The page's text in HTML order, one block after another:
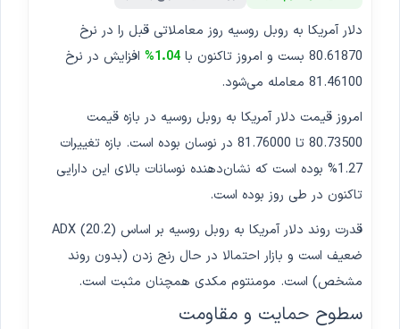
دلار آمریکا به روبل روسیه روز معاملاتی قبل را در نرخ
80.61870 بست و امروز تاکنون با
1.04%
افزایش در نرخ
81.46100 معامله می‌شود.
امروز قیمت دلار آمریکا به روبل روسیه در بازه قیمت
80.73500 تا 81.76000 در نوسان بوده است. بازه تغییرات
1.27% بوده است که نشان‌دهنده نوسانات بالای این دارایی
تاکنون در طی روز بوده است.
قدرت روند دلار آمریکا به روبل روسیه بر اساس ADX (20.2)
ضعیف است و بازار احتمالا در حال رنج زدن (بدون روند
مشخص) است. مومنتوم مکدی همچنان مثبت است.
سطوح حمایت و مقاومت